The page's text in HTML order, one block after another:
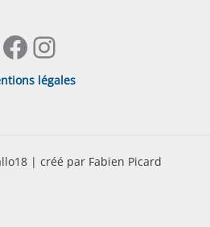
Facebook
Instagram
légales
| créé par Fabien Picard